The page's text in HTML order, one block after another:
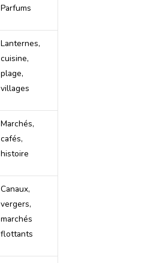
Parfums
Lanternes,
cuisine,
plage,
villages
Marchés,
cafés,
histoire
Canaux,
vergers,
marchés
flottants